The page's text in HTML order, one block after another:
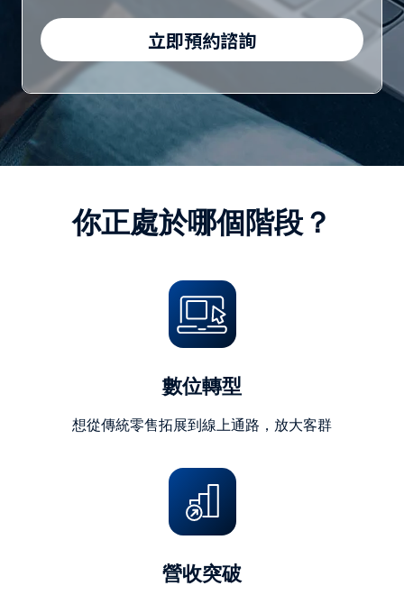
分
字
立即預約諮詢
你正處於哪個階段？
數位轉型
想從傳統零售拓展到線上通路，放大客群
營收突破